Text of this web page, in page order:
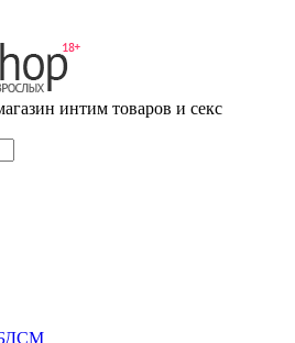
интим товаров и секс
БДСМ